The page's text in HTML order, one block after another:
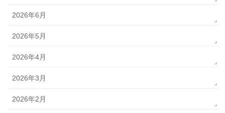
2026年6月
2026年5月
2026年4月
2026年3月
2026年2月